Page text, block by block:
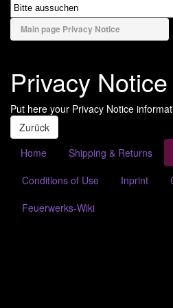
Bengale & Rauch
Batteriefeuerwerk
Verbundfeuerwerk
Bombenrohre/Einzelschuss
Raketen & Sortimente
Knaller & Co
Main page Privacy Notice
Privacy Notice
Put here your Privacy Notice
Zurück
Home
Shipping & Returns
Conditions of Use
Inprint
Feuerwerks-Wiki